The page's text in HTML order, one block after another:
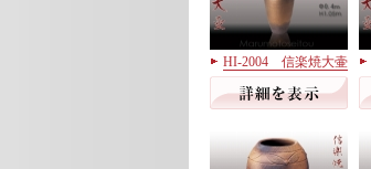
HI-2004 信楽焼大壷